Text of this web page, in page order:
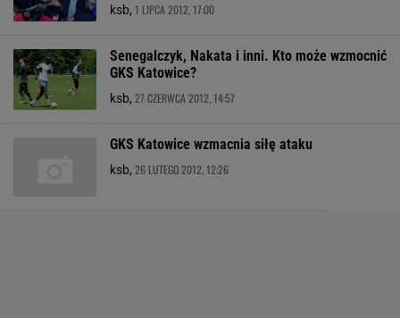
ksb, 1 LIPCA 2012, 17:00
Senegalczyk, Nakata i inni. Kto może wzmocnić
GKS Katowice?
ksb, 27 CZERWCA 2012, 14:57
GKS Katowice wzmacnia siłę ataku
ksb, 26 LUTEGO 2012, 12:26